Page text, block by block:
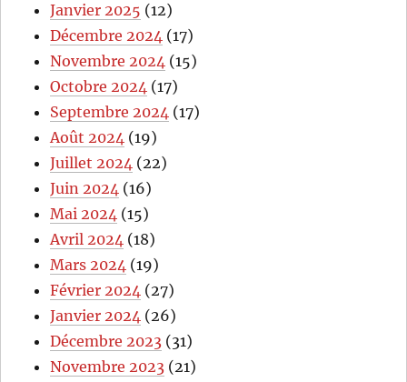
Janvier 2025 (12)
Décembre 2024 (17)
Novembre 2024 (15)
Octobre 2024 (17)
Septembre 2024 (17)
Août 2024 (19)
Juillet 2024 (22)
Juin 2024 (16)
Mai 2024 (15)
Avril 2024 (18)
Mars 2024 (19)
Février 2024 (27)
Janvier 2024 (26)
Décembre 2023 (31)
Novembre 2023 (21)